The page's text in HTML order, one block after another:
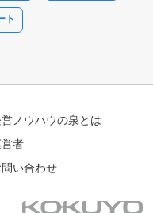
ト
ノウハウの泉とは
者
問い合わせ